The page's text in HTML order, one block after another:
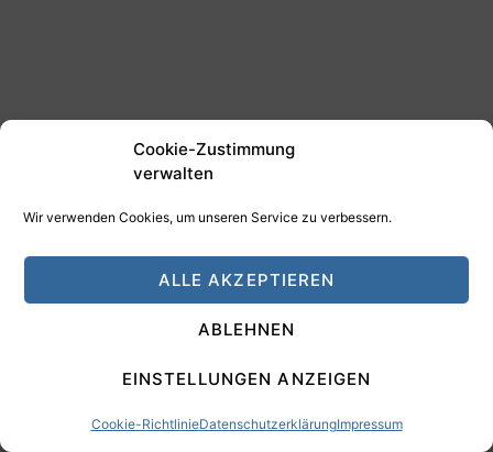
Cookie-Zustimmung
verwalten
Wir verwenden Cookies, um unseren Service zu verbessern.
ALLE AKZEPTIEREN
ABLEHNEN
EINSTELLUNGEN ANZEIGEN
Cookie-RichtlinieDatenschutzerklärungImpressum
Ich schreibe für das „aktien”-